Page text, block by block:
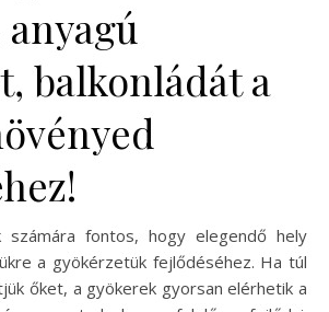
balkonládát a
számára fontos, hogy elegendő hely
a gyökérzetük fejlődéséhez. Ha túl
őket, a gyökerek gyorsan elérhetik a